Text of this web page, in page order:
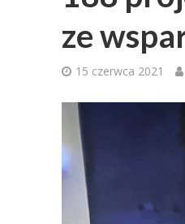
ze
15 czerwca 2021